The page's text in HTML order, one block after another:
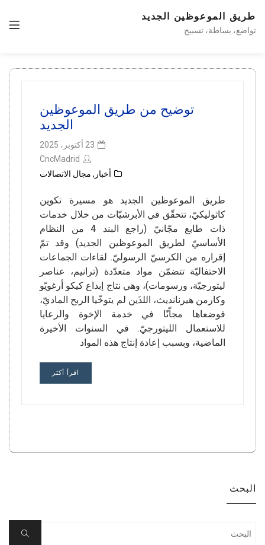
طريق الموعوظين الجديد
تواضع، بساطة، تسبيح
توضيح من طريق الموعوظين
الجديد
23 أكتوبر، 2025
CncMadrid
أخبار , مجال الاتصالات
طريق الموعوظين الجديد هو مسيرة تكوين
كاثوليكيّ، تتحقّق في الأبرشيّات من خلال خدمات
ذات طابع مجّانيّ (راجع البند 4 من النظام
الأساسيّ لطريق الموعوظين الجديد) وقد تمّ
إقراره من الكرسيّ الرسوليّ. لقاءات الجماعات
الاحتفاليّة تتضمّن مواد متعدّدة (ترانيم، عناصر
ليتورجيّة، ورسومات)، وهي نتاج إبداع كيكو أرغويّو
وكارمن هيرنانديث، اللذَين لم يتوخّيا الربح الماديّ،
فوضعاها مجاّنًا في خدمة الإخوة والرعايا
للاستعمال الليتورجيّ. في السنوات الأخيرة
الماضية، وبسبب إعادة إنتاج هذه المواد
اقرأ أكثر
البحث
Search
Search